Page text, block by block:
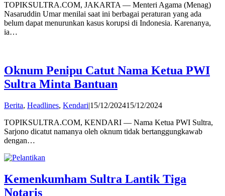
TOPIKSULTRA.COM, JAKARTA — Menteri Agama (Menag)
Nasaruddin Umar menilai saat ini berbagai peraturan yang ada
belum dapat menurunkan kasus korupsi di Indonesia. Karenanya,
ia…
Oknum Penipu Catut Nama Ketua PWI
Sultra Minta Bantuan
Berita, Headlines, Kendari|15/12/202415/12/2024by
TOPIKSULTRA.COM, KENDARI — Nama Ketua PWI Sultra,
Sarjono dicatut namanya oleh oknum tidak bertanggungkawab
dengan…
Kemenkumham Sultra Lantik Tiga
Notaris